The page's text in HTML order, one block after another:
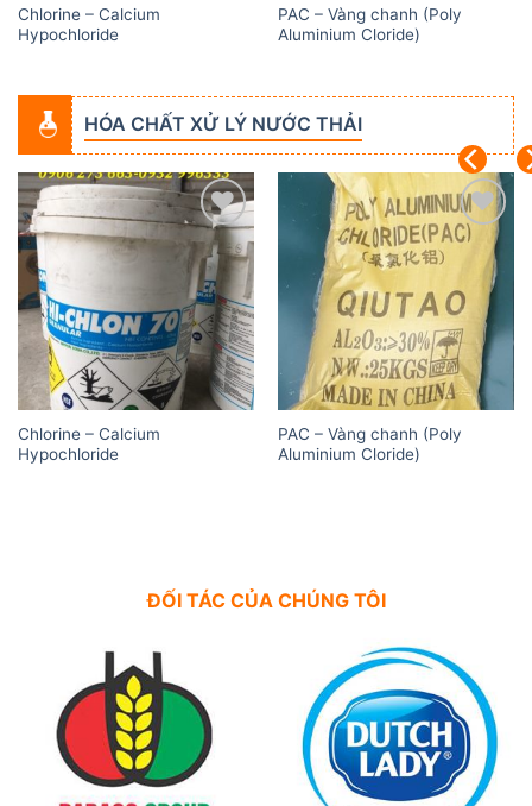
Chlorine – Calcium
Hypochloride
PAC – Vàng chanh (Poly
Aluminium Cloride)
HÓA CHẤT XỬ LÝ NƯỚC THẢI
Add to
wishlist
Chlorine – Calcium
Hypochloride
Add to
wishlist
PAC – Vàng chanh (Poly
Aluminium Cloride)
ĐỐI TÁC CỦA CHÚNG TÔI